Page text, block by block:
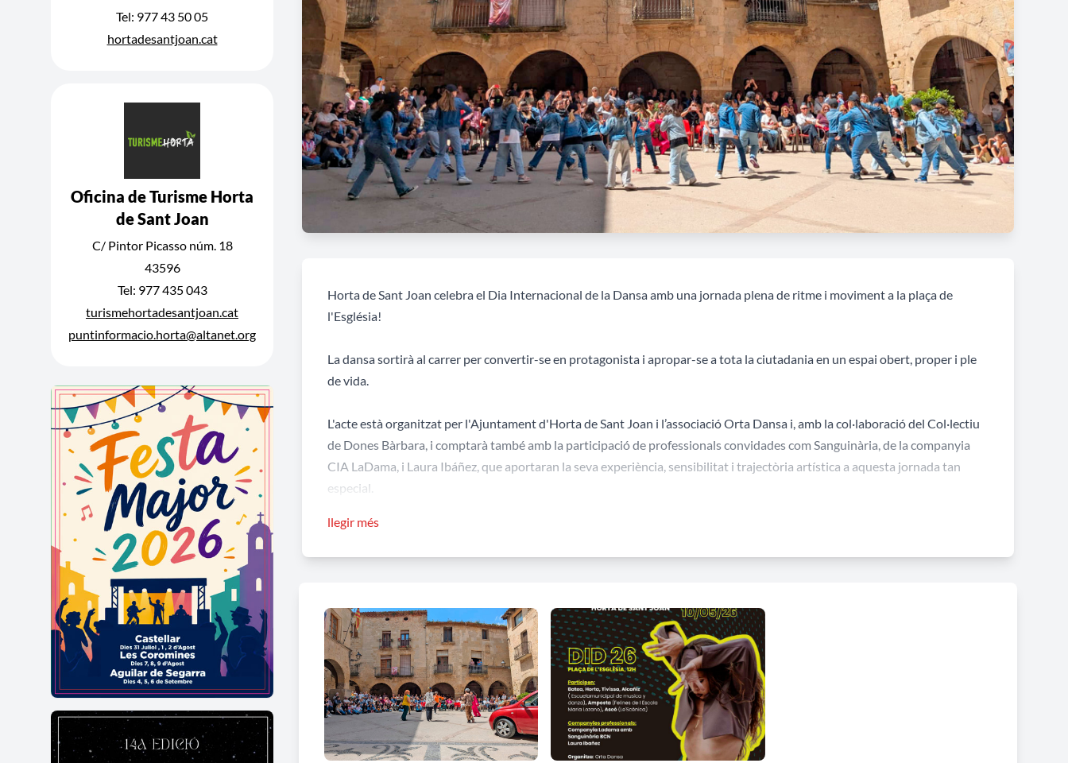
Tel: 977 43 50 05
hortadesantjoan.cat
Oficina de Turisme Horta
de Sant Joan
C/ Pintor Picasso núm. 18
43596
Tel: 977 435 043
turismehortadesantjoan.cat
puntinformacio.horta@altanet.org
Horta de Sant Joan celebra el Dia Internacional de la Dansa amb una jornada plena de ritme i moviment a la plaça de
l'Església!
La dansa sortirà al carrer per convertir-se en protagonista i apropar-se a tota la ciutadania en un espai obert, proper i ple
de vida.
L'acte està organitzat per l'Ajuntament d'Horta de Sant Joan i l’associació Orta Dansa i, amb la col·laboració del Col·lectiu
de Dones Bàrbara, i comptarà també amb la participació de professionals convidades com Sanguinària, de la companyia
CIA LaDama, i Laura Ibáñez, que aportaran la seva experiència, sensibilitat i trajectòria artística a aquesta jornada tan
especial.
A més, diverses escoles de dansa i entitats del territori s'han sumat a la iniciativa, fent possible una trobada plural i
Amb aquesta proposta, Horta de Sant Joan se suma a la celebració internacional d'aquesta disciplina artística i reafirma el
seu compromís amb la cultura, la promoció de les arts escèniques i el suport al talent local.
Una jornada pensada per emocionar, compartir i celebrar la dansa com a llenguatge universal que uneix persones,
emocions i territori.
No t'ho perdis!
llegir més